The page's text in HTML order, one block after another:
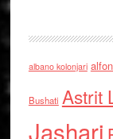
albano kolonjari
Bushati Astrit
Jashari